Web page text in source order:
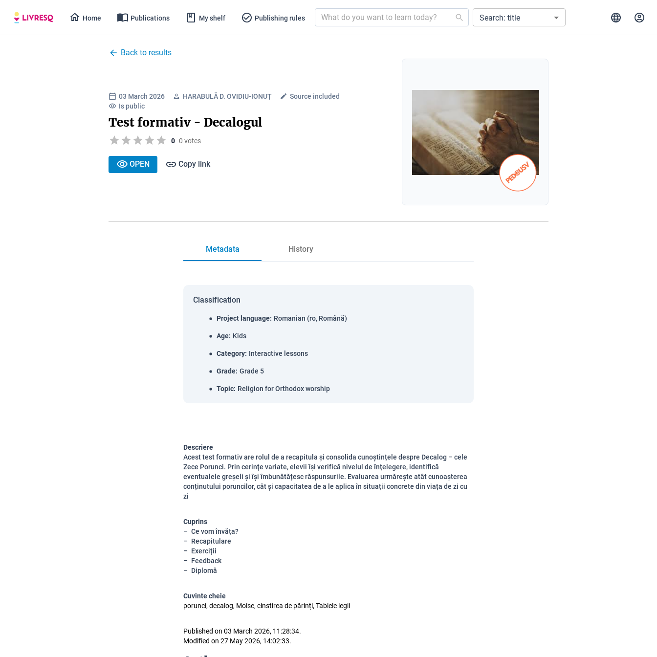
Home Publications My shelf Publishing rules Search: title
Back to results
03 March 2026 HARABULĂ D. OVIDIU-IONUȚ
Source included
Is public
Test formativ - Decalogul
0 0 votes
OPEN Copy link
Metadata History
Classification
Project language: Romanian (ro, Română)
Age: Kids
Category: Interactive lessons
Grade: Grade 5
Topic: Religion for Orthodox worship
Descriere
Acest test formativ are rolul de a recapitula și consolida cunoștințele despre Decalog – cele
Zece Porunci. Prin cerințe variate, elevii își verifică nivelul de înțelegere, identifică
eventualele greșeli și își îmbunătățesc răspunsurile. Evaluarea urmărește atât cunoașterea
conținutului poruncilor, cât și capacitatea de a le aplica în situații concrete din viața de zi cu
zi
Cuprins
Ce vom învăța?
Recapitulare
Exerciții
Feedback
Diplomă
Cuvinte cheie
porunci, decalog, Moise, cinstirea de părinți, Tablele legii
Published on 03 March 2026, 11:28:34.
Modified on 27 May 2026, 14:02:33.